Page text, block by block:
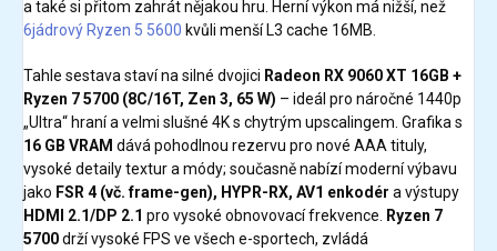
a také si přitom zahrát nějakou hru. Herní výkon má nižší, než
6jádrový Ryzen 5 5600 kvůli menší L3 cache 16MB.
Tahle sestava staví na silné dvojici Radeon RX 9060 XT 16GB +
Ryzen 7 5700 (8C/16T, Zen 3, 65 W) – ideál pro náročné 1440p
„Ultra“ hraní a velmi slušné 4K s chytrým upscalingem. Grafika s
16 GB VRAM dává pohodlnou rezervu pro nové AAA tituly,
vysoké detaily textur a módy; současně nabízí moderní výbavu
jako FSR 4 (vč. frame-gen), HYPR-RX, AV1 enkodér a výstupy
HDMI 2.1/DP 2.1 pro vysoké obnovovací frekvence.
Ryzen 7
5700drží vysoké FPS ve všech e-sportech, zvládá